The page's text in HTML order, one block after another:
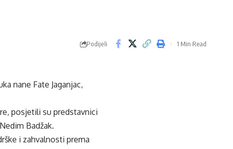
Podijeli 1 Min Read
nane Fate Jaganjac,
posjetili su predstavnici
Badžak.
i zahvalnosti prema